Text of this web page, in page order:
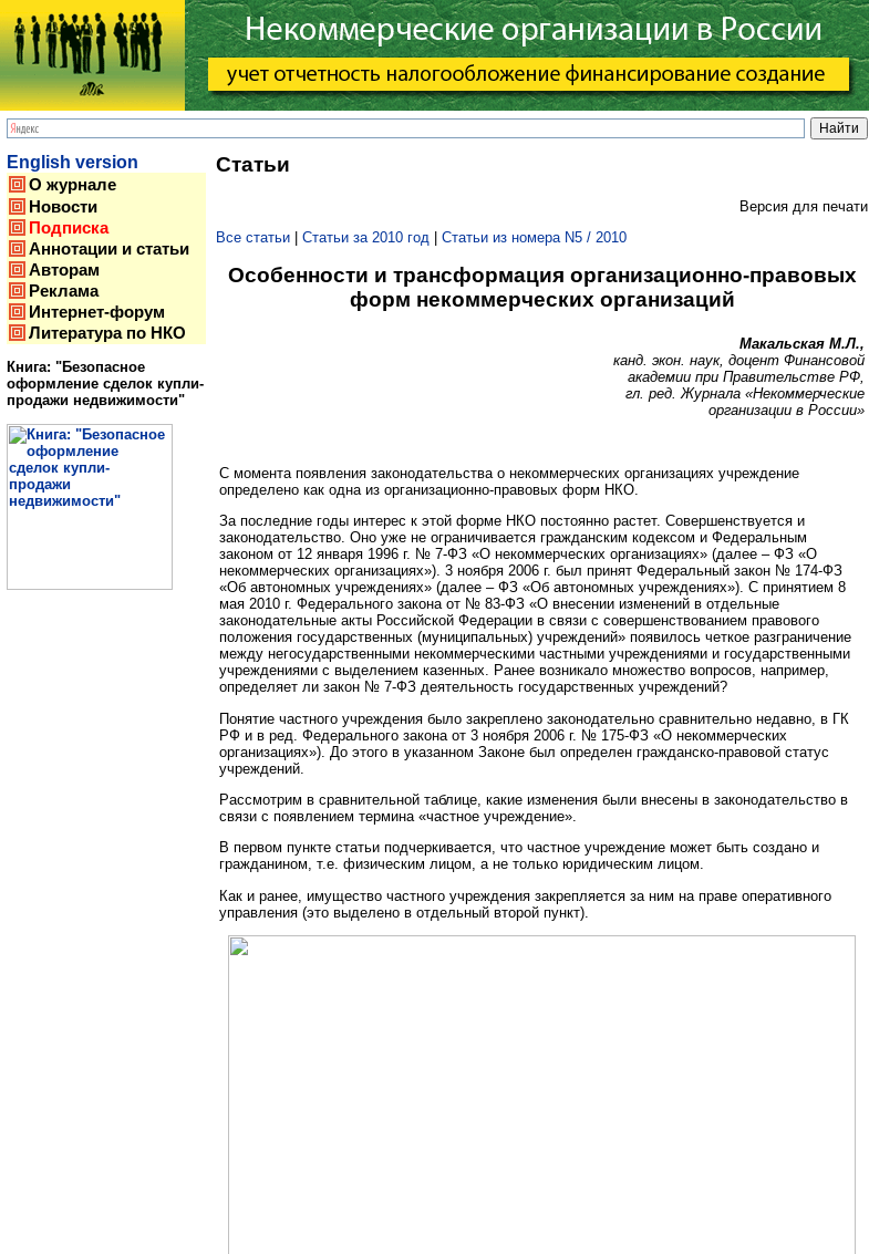
English version
О журнале
Новости
Подписка
Аннотации и статьи
Авторам
Реклама
Интернет-форум
Литература по НКО
Книга: "Безопасное
оформление сделок купли-
продажи недвижимости"
Статьи
Версия для печати
Все статьи
Статьи за 2010 год Статьи из номера N5 / 2010
Особенности и трансформация организационно-правовых
форм некоммерческих организаций
Макальская М.Л.,
канд. экон. наук, доцент Финансовой
академии при Правительстве РФ,
гл. ред. Журнала «Некоммерческие
организации в России»
С момента появления законодательства о некоммерческих организациях учреждение
определено как одна из организационно-правовых форм НКО.
За последние годы интерес к этой форме НКО постоянно растет. Совершенствуется и
законодательство. Оно уже не ограничивается гражданским кодексом и Федеральным
законом от 12 января 1996 г. № 7-ФЗ «О некоммерческих организациях» (далее – ФЗ «О
некоммерческих организациях»). 3 ноября 2006 г. был принят Федеральный закон № 174-ФЗ
«Об автономных учреждениях» (далее – ФЗ «Об автономных учреждениях»). С принятием 8
мая 2010 г. Федерального закона от № 83-ФЗ «О внесении изменений в отдельные
законодательные акты Российской Федерации в связи с совершенствованием правового
положения государственных (муниципальных) учреждений» появилось четкое разграничение
между негосударственными некоммерческими частными учреждениями и государственными
учреждениями с выделением казенных. Ранее возникало множество вопросов, например,
определяет ли закон № 7-ФЗ деятельность государственных учреждений?
Понятие частного учреждения было закреплено законодательно сравнительно недавно, в ГК
РФ и в ред. Федерального закона от 3 ноября 2006 г. № 175-ФЗ «О некоммерческих
организациях»). До этого в указанном Законе был определен гражданско-правовой статус
учреждений.
Рассмотрим в сравнительной таблице, какие изменения были внесены в законодательство в
связи с появлением термина «частное учреждение».
В первом пункте статьи подчеркивается, что частное учреждение может быть создано и
гражданином, т.е. физическим лицом, а не только юридическим лицом.
Как и ранее, имущество частного учреждения закрепляется за ним на праве оперативного
управления (это выделено в отдельный второй пункт).